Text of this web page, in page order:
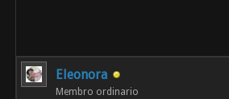
Eleonora
Membro ordinario